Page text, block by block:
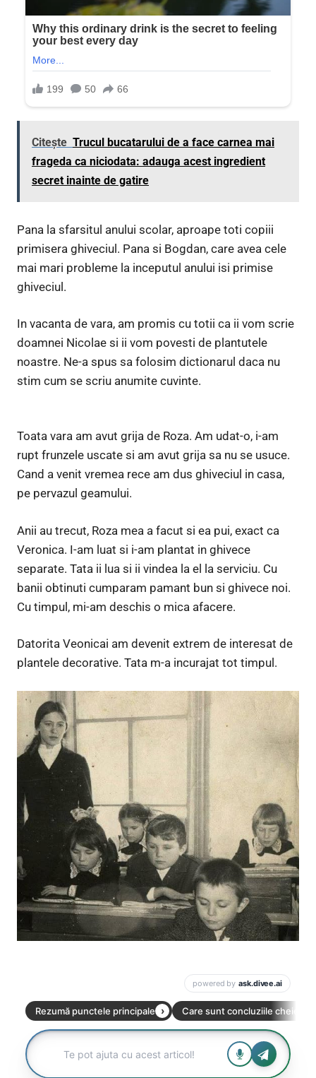
Citește Trucul bucatarului de a face carnea mai
frageda ca niciodata: adauga acest ingredient
secret inainte de gatire
Pana la sfarsitul anului scolar, aproape toti copiii
primisera ghiveciul. Pana si Bogdan, care avea cele
mai mari probleme la inceputul anului isi primise
ghiveciul.
In vacanta de vara, am promis cu totii ca ii vom scrie
doamnei Nicolae si ii vom povesti de plantutele
noastre. Ne-a spus sa folosim dictionarul daca nu
stim cum se scriu anumite cuvinte.
Toata vara am avut grija de Roza. Am udat-o, i-am
rupt frunzele uscate si am avut grija sa nu se usuce.
Cand a venit vremea rece am dus ghiveciul in casa,
pe pervazul geamului.
Anii au trecut, Roza mea a facut si ea pui, exact ca
Veronica. I-am luat si i-am plantat in ghivece
separate. Tata ii lua si ii vindea la el la serviciu. Cu
banii obtinuti cumparam pamant bun si ghivece noi.
Cu timpul, mi-am deschis o mica afacere.
Datorita Veonicai am devenit extrem de interesat de
plantele decorative. Tata m-a incurajat tot timpul.